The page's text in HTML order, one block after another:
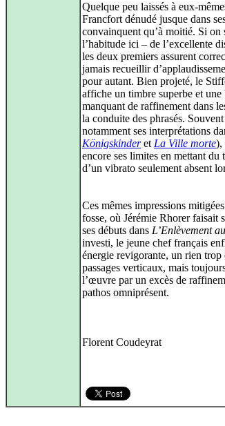
Quelque peu laissés à eux-
Francfort dénudé jusque dans
convainquent qu’à moitié. Si on
l’habitude ici – de l’excellente
les deux premiers assurent
jamais recueillir
pour autant. Bien projeté, le
affiche un timbre superbe et
manquant de raffinement dans
la conduite des phrasés.
notamment ses interprétations
Königskinderet La Ville morte),
encore ses limites en mettant du
d’un vibrato seulement absent
Ces mêmes impressions
fosse, où Jérémie Rhorer faisait
ses débuts dans L’Enlèvement
investi, le jeune chef français
énergie revigorante, un rien trop
passages verticaux, mais
l’œuvre par un excès de
pathos omniprésent.
Florent Coudeyrat